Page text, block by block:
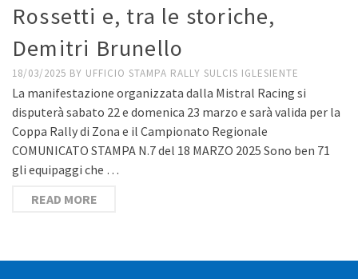
Rossetti e, tra le storiche,
Demitri Brunello
18/03/2025 BY UFFICIO STAMPA RALLY SULCIS IGLESIENTE
La manifestazione organizzata dalla Mistral Racing si
disputerà sabato 22 e domenica 23 marzo e sarà valida per la
Coppa Rally di Zona e il Campionato Regionale
COMUNICATO STAMPA N.7 del 18 MARZO 2025 Sono ben 71
gli equipaggi che …
READ MORE